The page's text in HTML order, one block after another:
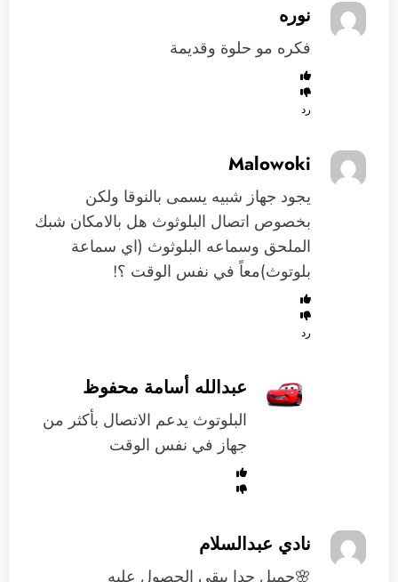
نوره
فكره مو حلوة وقديمة
رد
Malowoki
يجود جهاز شبيه يسمى بالنوقا ولكن
بخصوص اتصال البلوثوث هل بالامكان شبك
الملحق وسماعه البلوثوث (اي سماعة
بلوتوث)معاً في نفس الوقت ؟!
رد
عبدالله أسامة محفوظ
البلوتوث يدعم الاتصال بأكثر من
جهاز في نفس الوقت
نادي عبدالسلام
🌸جميل جدا يبقي الحصول عليه